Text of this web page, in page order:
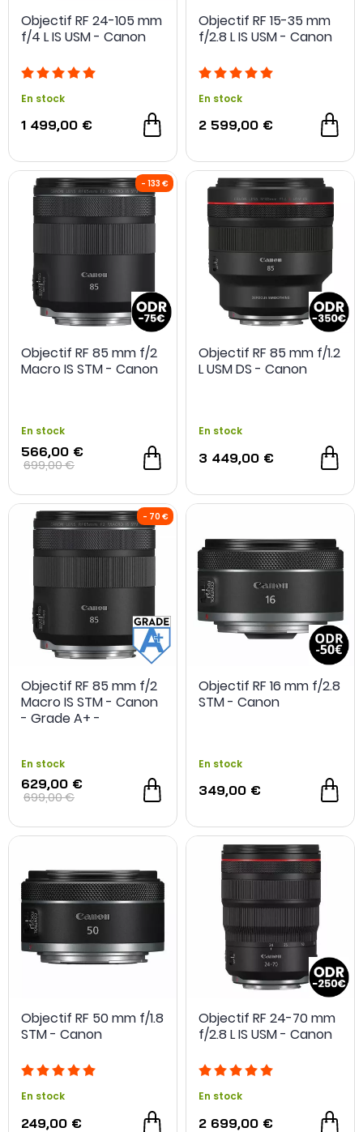
- 40 €
Objectif RF 24-105 mm
f/4 L IS USM - Canon
En stock
1 499,00 €
Objectif RF 15-35 mm
f/2.8 L IS USM - Canon
En stock
2 599,00 €
Objectif RF 85 mm f/2
Macro IS STM - Canon
En stock
566,00 €
699,00 €
Objectif RF 85 mm f/1.2
L USM DS - Canon
En stock
3 449,00 €
Objectif RF 85 mm f/2
Macro IS STM - Canon
- Grade A+ -
En stock
629,00 €
699,00 €
Objectif RF 16 mm f/2.8
STM - Canon
En stock
349,00 €
Objectif RF 50 mm f/1.8
STM - Canon
En stock
249,00 €
Objectif RF 24-70 mm
f/2.8 L IS USM - Canon
En stock
2 699,00 €